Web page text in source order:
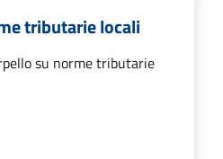
tributarie locali
su norme tributarie